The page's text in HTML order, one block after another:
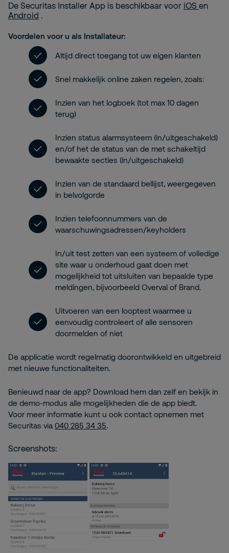
De Securitas Installer App is beschikbaar voor iOS en
Android .
Voordelen voor u als Installateur:
Altijd direct toegang tot uw eigen klanten
Snel makkelijk online zaken regelen, zoals:
Inzien van het logboek (tot max 10 dagen
terug)
Inzien status alarmsysteem (in/uitgeschakeld)
en/of het de status van de met schakeltijd
bewaakte secties (in/uitgeschakeld)
Inzien van de standaard bellijst, weergegeven
in belvolgorde
Inzien telefoonnummers van de
waarschuwingsadressen/keyholders
In/uit test zetten van een systeem of volledige
site waar u onderhoud gaat doen met
mogelijkheid tot uitsluiten van bepaalde type
meldingen, bijvoorbeeld Overval of Brand.
Uitvoeren van een looptest waarmee u
eenvoudig controleert of alle sensoren
doormelden of niet
De applicatie wordt regelmatig doorontwikkeld en uitgebreid
met nieuwe functionaliteiten.
Benieuwd naar de app? Download hem dan zelf en bekijk in
de demo-modus alle mogelijkheden die de app biedt.
Voor meer informatie kunt u ook contact opnemen met
Securitas via 040 285 34 35.
Screenshots: